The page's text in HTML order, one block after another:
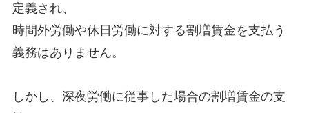
定義され、
時間外労働や休日労働に対する割増賃金を支払う
義務はありません。
しかし、深夜労働に従事した場合の割増賃金の支